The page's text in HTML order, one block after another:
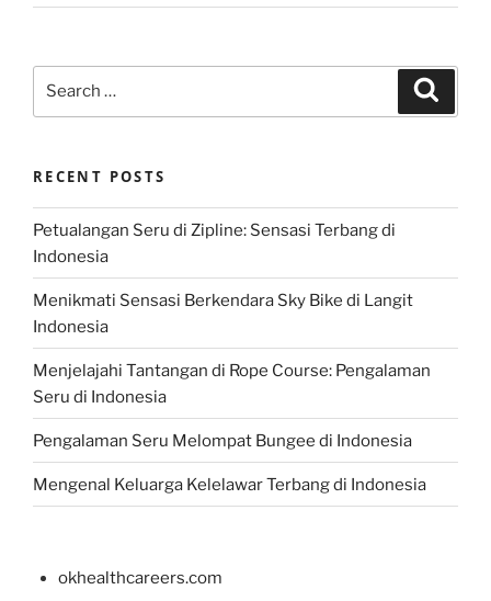
RECENT POSTS
Petualangan Seru di Zipline: Sensasi Terbang di
Indonesia
Menikmati Sensasi Berkendara Sky Bike di Langit
Indonesia
Menjelajahi Tantangan di Rope Course: Pengalaman
Seru di Indonesia
Pengalaman Seru Melompat Bungee di Indonesia
Mengenal Keluarga Kelelawar Terbang di Indonesia
okhealthcareers.com